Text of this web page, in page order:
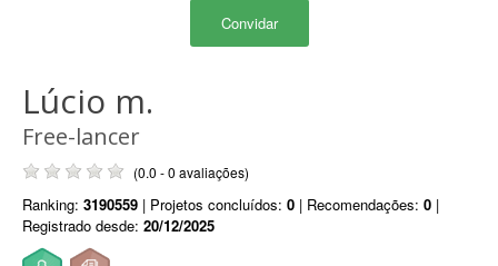
Convidar
Lúcio m.
Free-lancer
(0.0 - 0 avaliações)
Ranking: 3190559 | Projetos concluídos: 0 | Recomendações: 0 |
Registrado desde: 20/12/2025